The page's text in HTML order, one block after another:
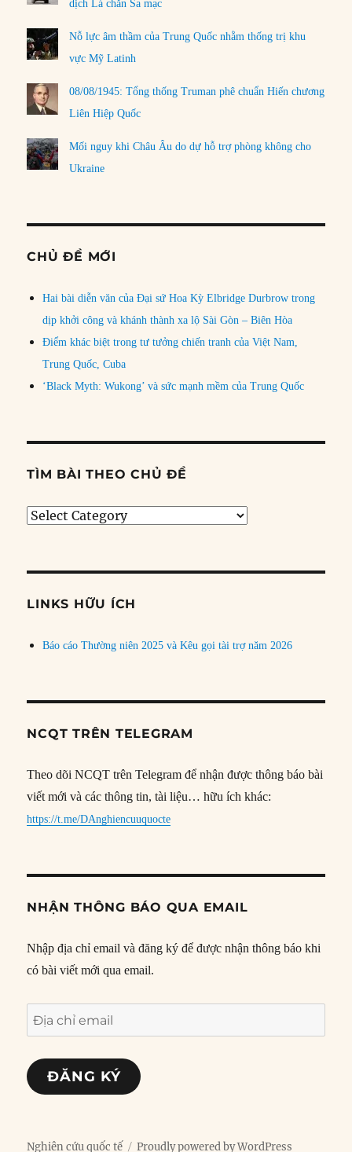
dịch Lá chắn Sa mạc
Nỗ lực âm thầm của Trung Quốc nhằm thống trị khu
vực Mỹ Latinh
08/08/1945: Tổng thống Truman phê chuẩn Hiến chương
Liên Hiệp Quốc
Mối nguy khi Châu Âu do dự hỗ trợ phòng không cho
Ukraine
CHỦ ĐỀ MỚI
Hai bài diễn văn của Đại sứ Hoa Kỳ Elbridge Durbrow trong
dịp khởi công và khánh thành xa lộ Sài Gòn – Biên Hòa
Điểm khác biệt trong tư tưởng chiến tranh của Việt Nam,
Trung Quốc, Cuba
‘Black Myth: Wukong’ và sức mạnh mềm của Trung Quốc
TÌM BÀI THEO CHỦ ĐỀ
Tìm
đề
LINKS HỮU ÍCH
Báo cáo Thường niên 2025 và Kêu gọi tài trợ năm 2026
NCQT TRÊN TELEGRAM
Theo dõi NCQT trên Telegram để nhận được thông báo bài
viết mới và các thông tin, tài liệu… hữu ích khác:
https://t.me/DAnghiencuuquocte
NHẬN THÔNG BÁO QUA EMAIL
Nhập địa chỉ email và đăng ký để được nhận thông báo khi
có bài viết mới qua email.
Địa
chỉ
email
ĐĂNG KÝ
Nghiên cứu quốc tế Proudly powered by WordPress